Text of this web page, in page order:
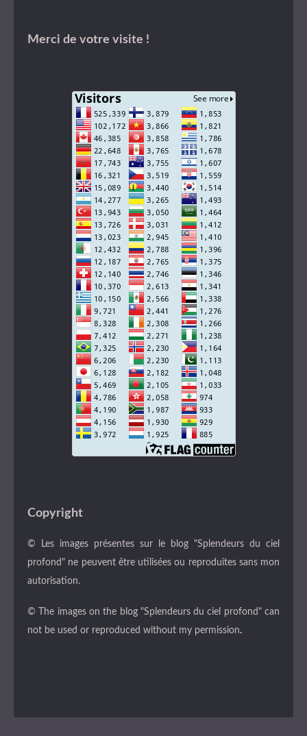
Merci de votre visite !
Copyright
© Les images présentes sur le blog "Splendeurs du ciel
profond" ne peuvent être utilisées ou reproduites sans mon
autorisation.
© The images on the blog "Splendeurs du ciel profond" can
not be used or reproduced without my permission.